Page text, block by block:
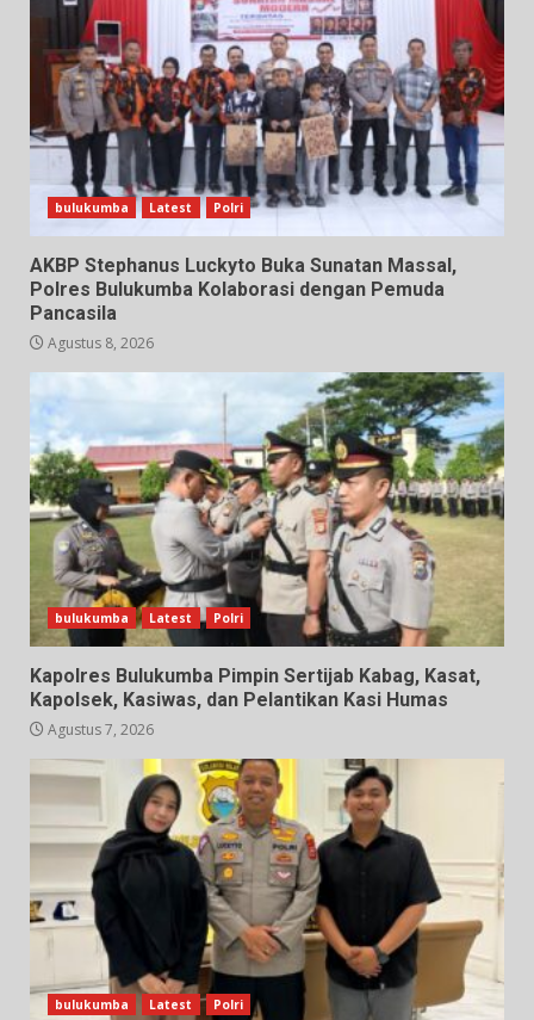
bulukumba Latest Polri
AKBP Stephanus Luckyto Buka Sunatan Massal,
Polres Bulukumba Kolaborasi dengan Pemuda
Pancasila
Agustus 8, 2026
bulukumba Latest Polri
Kapolres Bulukumba Pimpin Sertijab Kabag, Kasat,
Kapolsek, Kasiwas, dan Pelantikan Kasi Humas
Agustus 7, 2026
bulukumba Latest Polri